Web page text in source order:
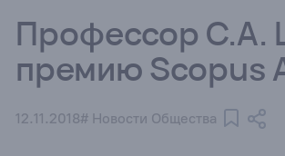
Профессор С.А.
премию Scopus
12.11.2018# Новости Общества